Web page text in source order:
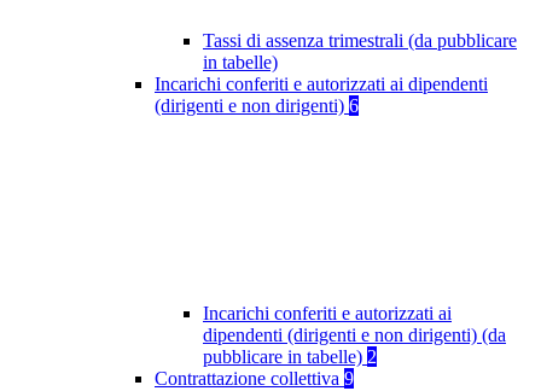
Tassi di assenza trimestrali (da pubblicare
in tabelle)
Incarichi conferiti e autorizzati ai dipendenti
(dirigenti e non dirigenti) 6
Incarichi conferiti e autorizzati ai
dipendenti (dirigenti e non dirigenti) (da
pubblicare in tabelle) 2
Contrattazione collettiva 9